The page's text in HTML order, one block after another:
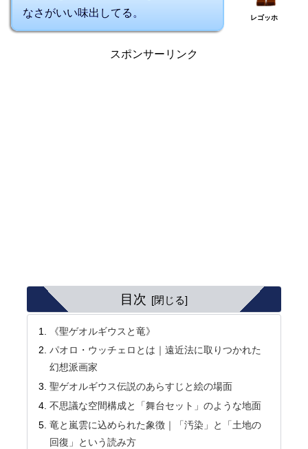
なさがいい味出してる。
レゴッホ
スポンサーリンク
目次
《聖ゲオルギウスと竜》
パオロ・ウッチェロとは｜遠近法に取りつかれた
幻想派画家
聖ゲオルギウス伝説のあらすじと絵の場面
不思議な空間構成と「舞台セット」のような地面
竜と嵐雲に込められた象徴｜「汚染」と「土地の
回復」という読み方